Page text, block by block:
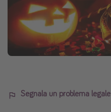
Segnala un problema legale